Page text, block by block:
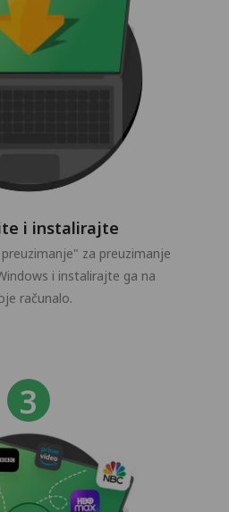
i instalirajte
za preuzimanje
i instalirajte ga na
računalo.